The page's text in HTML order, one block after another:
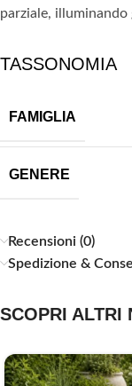
parziale,
TASSONOMIA
FAMIGLIA
GENERE
Recensioni (0)
Spedizione &
SCOPRI ALTRI